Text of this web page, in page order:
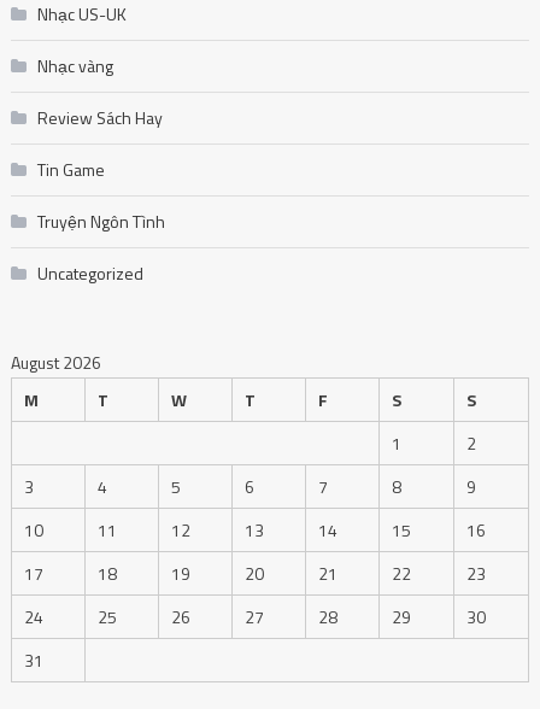
Nhạc US-UK
Nhạc vàng
Review Sách Hay
Tin Game
Truyện Ngôn Tình
Uncategorized
August 2026
M
T W T F S
S
1
2
3
4 5 6 7 8
9
10
11 12 13 14 15
16
17
18 19 20 21 22
23
24
25 26 27 28 29
30
31